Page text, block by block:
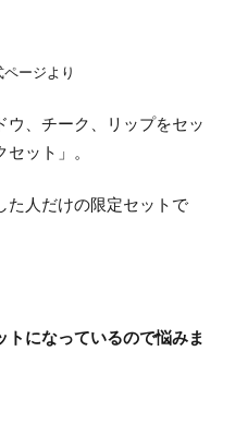
ージより
ウ、チーク、リップをセッ
ット」。
た人だけの限定セットで
になっているので悩みま